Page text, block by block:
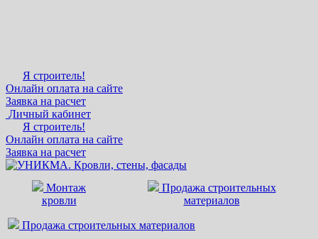
Я строитель!
Онлайн оплата на сайте
Заявка на расчет
Личный кабинет
Я строитель!
Онлайн оплата на сайте
Заявка на расчет
Монтаж
кровли
Продажа строительных
материалов
Продажа строительных материалов